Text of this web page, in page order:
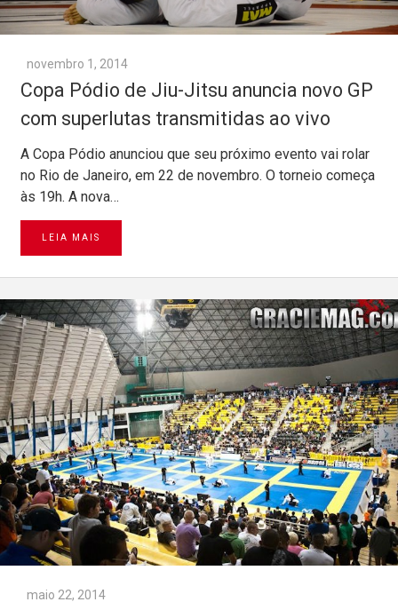
novembro 1, 2014
Copa Pódio de Jiu-Jitsu anuncia novo GP
com superlutas transmitidas ao vivo
A Copa Pódio anunciou que seu próximo evento vai rolar
no Rio de Janeiro, em 22 de novembro. O torneio começa
às 19h. A nova…
LEIA MAIS
maio 22, 2014